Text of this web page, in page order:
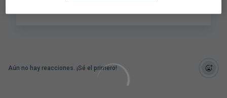
Aún no hay reacciones. ¡Sé el primero!